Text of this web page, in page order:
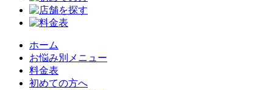
ホーム
お悩み別メニュー
料金表
初めての方へ